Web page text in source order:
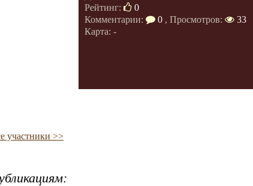
участники >>
Рейтинг:
0
Комментарии:
0 , Просмотров:
33
Карта: -